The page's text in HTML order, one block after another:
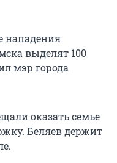
нападения
выделят 100
мэр города
оказать семье
Беляев держит